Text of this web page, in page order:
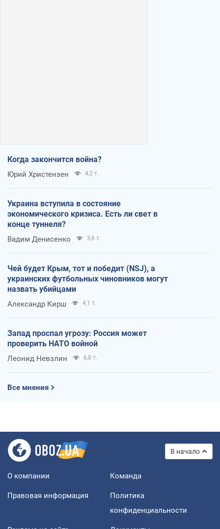
Когда закончится война?
Юрий Христензен 4,2 т.
Украина вступила в состояние
экономического кризиса. Есть ли свет в
конце туннеля?
Вадим Денисенко 3,6 т.
Чей будет Крым, тот и победит (NSJ), а
украинских футбольных чиновников могут
назвать убийцами
Александр Кирш 4,1 т.
Запад проспал угрозу: Россия может
проверить НАТО войной
Леонид Невзлин 6,8 т.
Все мнения
В начало
О компании Команда
Правовая информация
Политика
конфиденциальности